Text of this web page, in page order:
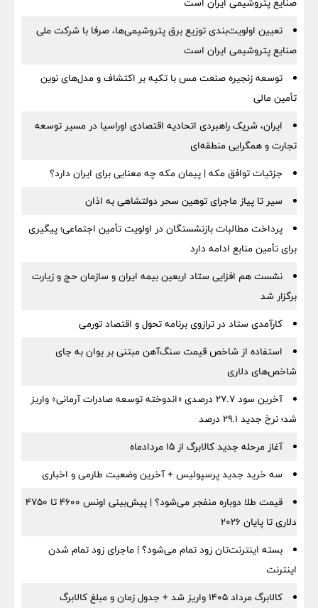
تعیین اولویت‌بندی توزیع برق پتروشیمی‌ها، صرفا با شرکت ملی
صنایع پتروشیمی ایران است
توسعه زنجیره صنعت مس با تکیه بر اکتشاف و مدل‌های نوین
تأمین مالی
ایران، شریک راهبردی اتحادیه اقتصادی اوراسیا در مسیر توسعه
تجارت و همگرایی منطقه‌ای
جزئیات توافق مکه | پیمان مکه چه معنایی برای ایران دارد؟
سیر تا پیاز ماجرای توهین سحر دولتشاهی به اذان
پرداخت مطالبات بازنشستگان در اولویت تأمین اجتماعی؛ پیگیری
برای تأمین منابع ادامه دارد
نشست هم افزایی ستاد اربعین بیمه ایران و سازمان حج و زیارت
برگزار شد
کارآمدی ستاد در ترازوی برنامه تحول و اقتصاد تورمی
استفاده از شاخص قیمت سنگ‌آهن مبتنی بر یوان به جای
شاخص‌های دلاری
آخرین سود ۲۷.۷ درصدی «اندوخته توسعه صادرات آرمانی» واریز
شد؛ نرخ جدید ۲۹.۱ درصد
آغاز مرحله جدید کالابرگ از ۱۵ مردادماه
سه خرید جدید پرسپولیس + آخرین وضعیت طارمی و اخباری
قیمت طلا دوباره منفجر می‌شود؟ | پیش‌بینی اونس ۴۶۰۰ تا ۴۷۵۰
دلاری تا پایان ۲۰۲۶
بسته اینترنت‌تان زود تمام می‌شود؟ | ماجرای زود تمام شدن
اینترنت
کالابرگ مرداد ۱۴۰۵ واریز شد + جدول زمان و مبلغ کالابرگ